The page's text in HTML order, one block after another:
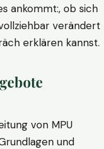
ankommt:, ob sich
verändert
erklären kannst.
von MPU
und